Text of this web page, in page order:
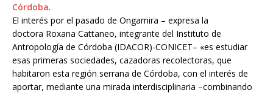
Córdoba.
El interés por el pasado de Ongamira – expresa la
doctora Roxana Cattaneo, integrante del Instituto de
Antropología de Córdoba (IDACOR)-CONICET– «es estudiar
esas primeras sociedades, cazadoras recolectoras, que
habitaron esta región serrana de Córdoba, con el interés de
aportar, mediante una mirada interdisciplinaria –combinando